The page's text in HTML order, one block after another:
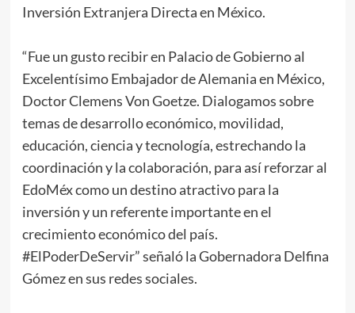
Inversión Extranjera Directa en México.
“Fue un gusto recibir en Palacio de Gobierno al
Excelentísimo Embajador de Alemania en México,
Doctor Clemens Von Goetze. Dialogamos sobre
temas de desarrollo económico, movilidad,
educación, ciencia y tecnología, estrechando la
coordinación y la colaboración, para así reforzar al
EdoMéx como un destino atractivo para la
inversión y un referente importante en el
crecimiento económico del país.
#ElPoderDeServir” señaló la Gobernadora Delfina
Gómez en sus redes sociales.